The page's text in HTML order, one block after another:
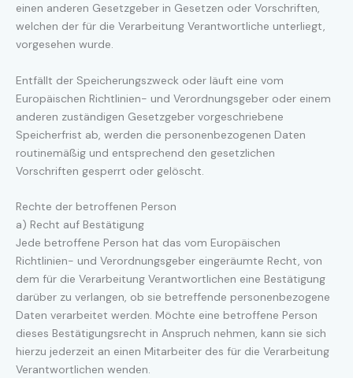
einen anderen Gesetzgeber in Gesetzen oder Vorschriften,
welchen der für die Verarbeitung Verantwortliche unterliegt,
vorgesehen wurde.
Entfällt der Speicherungszweck oder läuft eine vom
Europäischen Richtlinien- und Verordnungsgeber oder einem
anderen zuständigen Gesetzgeber vorgeschriebene
Speicherfrist ab, werden die personenbezogenen Daten
routinemäßig und entsprechend den gesetzlichen
Vorschriften gesperrt oder gelöscht.
Rechte der betroffenen Person
a) Recht auf Bestätigung
Jede betroffene Person hat das vom Europäischen
Richtlinien- und Verordnungsgeber eingeräumte Recht, von
dem für die Verarbeitung Verantwortlichen eine Bestätigung
darüber zu verlangen, ob sie betreffende personenbezogene
Daten verarbeitet werden. Möchte eine betroffene Person
dieses Bestätigungsrecht in Anspruch nehmen, kann sie sich
hierzu jederzeit an einen Mitarbeiter des für die Verarbeitung
Verantwortlichen wenden.